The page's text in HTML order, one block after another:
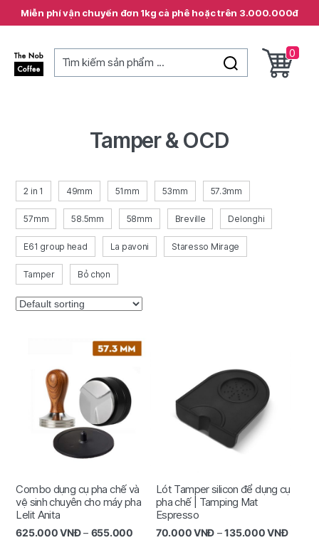
Miễn phí vận chuyển đơn 1kg cà phê hoặc trên 3.000.000đ
Tìm kiếm sản phẩm ...
0
Tamper & OCD
2 in 1 49mm 51mm 53mm 57.3mm
57mm 58.5mm 58mm Breville Delonghi
E61 group head La pavoni Staresso Mirage
Tamper Bỏ chọn
Combo dụng cụ pha chế và
vệ sinh chuyên cho máy pha
Lelit Anita
625.000VNĐ– 655.000
Lót Tamper silicon để dụng cụ
pha chế | Tamping Mat
Espresso
70.000VNĐ –135.000VNĐ